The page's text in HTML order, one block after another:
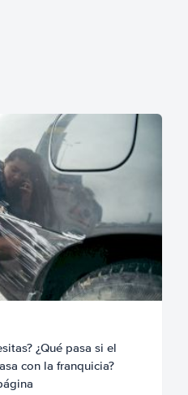
¿Qué pasa si el
con la franquicia?